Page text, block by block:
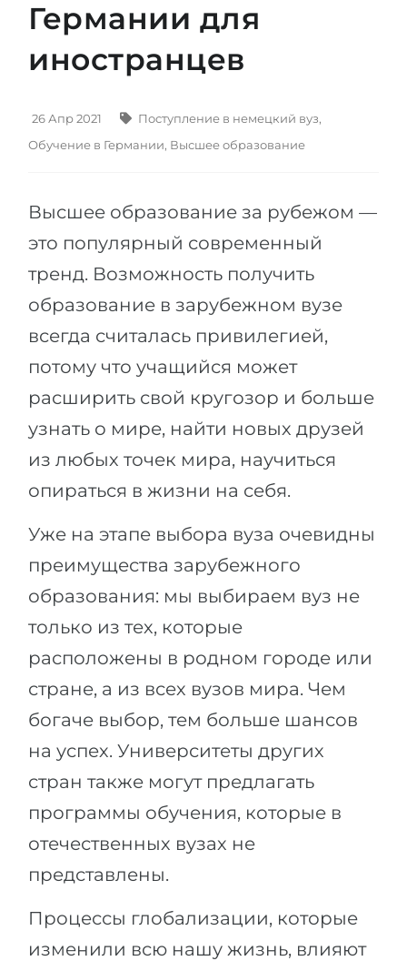
Языковая виза
Штудиенколлеги
Курсы штудиенколлег
Freshman / Foundation
Подготовка к штудиенколлег
Специальные курсы
Математика
Портфолио
ГЕОГРАФИЯ
КАРЬЕРНОЕ ОРИЕНТИРОВАНИЕ
Успехна
100%
Наши студенты успешно поступают
Штудиенколлег
Магистратура
ПОСТУПАЕМ ПОСЛЕ...
Школы 12 классов (NIS)
Колледжа
IB-Diploma
1 курса
2-3 курса
Бакалавриата
Магистратуры
ПОСТУПАЕМ НА...
Физика
Менеджмент
Другая специальность
Армения
Беларусь
Другая страна
ЗАПИСАТЬСЯ НА КОНСУЛЬТАЦИЮ
Германии для
иностранцев
26 Апр 2021 Поступление в немецкий вуз,
Обучение в Германии, Высшее образование
Высшее образование за рубежом —
это популярный современный
тренд. Возможность получить
образование в зарубежном вузе
всегда считалась привилегией,
потому что учащийся может
расширить свой кругозор и больше
узнать о мире, найти новых друзей
из любых точек мира, научиться
опираться в жизни на себя.
Уже на этапе выбора вуза очевидны
преимущества зарубежного
образования: мы выбираем вуз не
только из тех, которые
расположены в родном городе или
стране, а из всех вузов мира. Чем
богаче выбор, тем больше шансов
на успех. Университеты других
стран также могут предлагать
программы обучения, которые в
отечественных вузах не
представлены.
Процессы глобализации, которые
изменили всю нашу жизнь, влияют